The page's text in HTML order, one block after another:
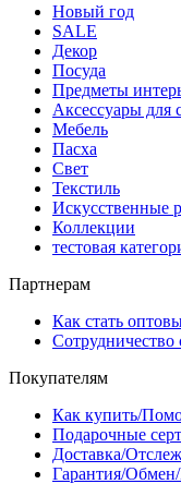
Новый год
SALE
Декор
Посуда
Предметы
Аксессуары для
Мебель
Пасха
Свет
Текстиль
Искусственные
Коллекции
тестовая
Партнерам
Как стать
Сотрудничество
Покупателям
Как купить/
Подарочные
Доставка/
Гарантия/